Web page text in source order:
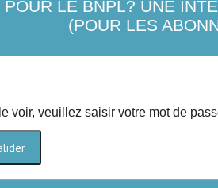
LE BNPL? UNE
(POUR LES
voir, veuillez saisir votre mot de